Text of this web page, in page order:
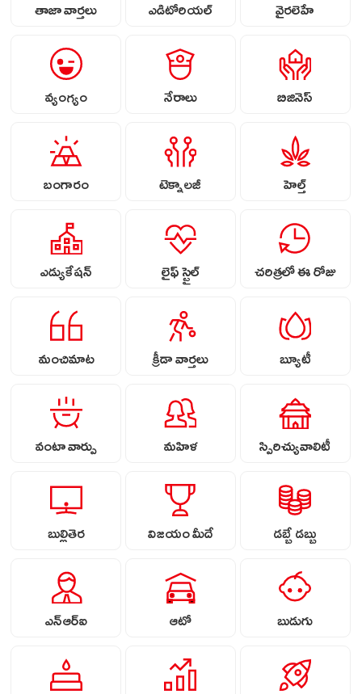
తాజా వార్తలు ఎడిటోరియల్ వైరలెహే
వ్యంగ్యం నేరాలు బిజినెస్
బంగారం టెక్నాలజీ హెల్త్
ఎడ్యుకేషన్ లైఫ్ స్టైల్ చరిత్రలో ఈ రోజు
మంచిమాట క్రీడా వార్తలు బ్యూటీ
వంటా వార్పు మహిళ స్పిరిచ్యువాలిటీ
బుల్లితెర విజయం మీదే డబ్బే డబ్బు
ఎన్ఆర్ఐ ఆటో బుడుగు